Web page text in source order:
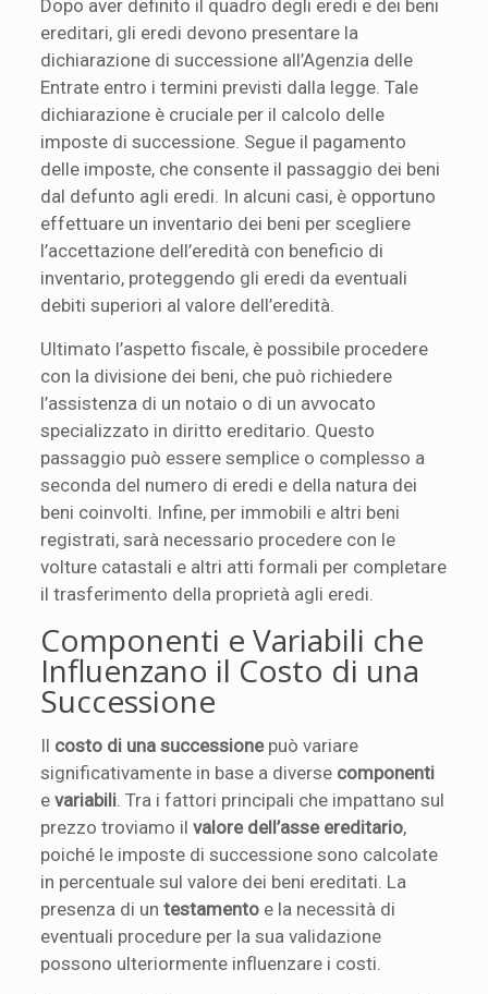
Dopo aver definito il quadro degli eredi e dei beni
ereditari, gli eredi devono presentare la
dichiarazione di successione all’Agenzia delle
Entrate entro i termini previsti dalla legge. Tale
dichiarazione è cruciale per il calcolo delle
imposte di successione. Segue il pagamento
delle imposte, che consente il passaggio dei beni
dal defunto agli eredi. In alcuni casi, è opportuno
effettuare un inventario dei beni per scegliere
l’accettazione dell’eredità con beneficio di
inventario, proteggendo gli eredi da eventuali
debiti superiori al valore dell’eredità.
Ultimato l’aspetto fiscale, è possibile procedere
con la divisione dei beni, che può richiedere
l’assistenza di un notaio o di un avvocato
specializzato in diritto ereditario. Questo
passaggio può essere semplice o complesso a
seconda del numero di eredi e della natura dei
beni coinvolti. Infine, per immobili e altri beni
registrati, sarà necessario procedere con le
volture catastali e altri atti formali per completare
il trasferimento della proprietà agli eredi.
Componenti e Variabili che
Influenzano il Costo di una
Successione
Il costo di una successionepuò variare
significativamente in base a diverse componenti
evariabili . Tra i fattori principali che impattano sul
prezzo troviamo ilvalore dell’asse ereditario,
poiché le imposte di successione sono calcolate
in percentuale sul valore dei beni ereditati. La
presenza di untestamento e la necessità di
eventuali procedure per la sua validazione
possono ulteriormente influenzare i costi.